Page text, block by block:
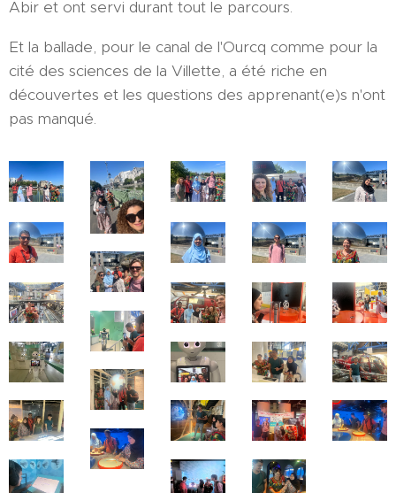
Abir et ont servi durant tout le parcours.
Et la ballade, pour le canal de l'Ourcq comme pour la
cité des sciences de la Villette, a été riche en
découvertes et les questions des apprenant(e)s n'ont
pas manqué.